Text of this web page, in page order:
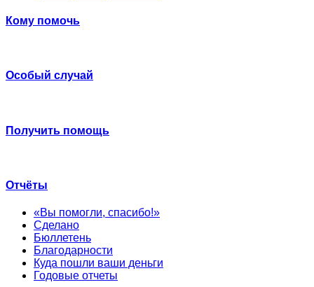
Кому помочь
Особый случай
Получить помощь
Отчёты
«Вы помогли, спасибо!»
Сделано
Бюллетень
Благодарности
Куда пошли ваши деньги
Годовые отчеты